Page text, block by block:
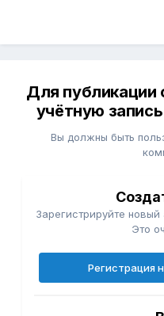
Для публикации
учётную
Вы должны быть
Зарегистрируйте
Это
Регистрация